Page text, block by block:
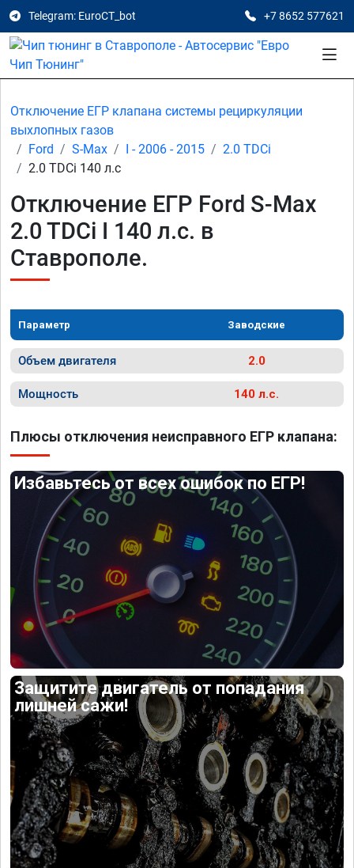
Telegram: EuroCT_bot +7 8652 577621
Отключение ЕГР клапана системы рециркуляции
выхлопных газов
Ford
S-Max I - 2006 - 2015
2.0 TDCi
2.0 TDCi 140 л.с
Отключение ЕГР Ford S-Max
2.0 TDCi I 140 л.с. в
Ставрополе.
Параметр Заводские
Объем двигателя 2.0
Мощность 140 л.с.
Плюсы отключения неисправного ЕГР клапана:
Избавьтесь от всех ошибок по ЕГР!
Защитите двигатель от попадания
лишней сажи!